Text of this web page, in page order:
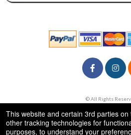
© All Rights
50.28.84.148
Terms of Use
This website and certain 3rd parties
other tracking technologies for
purposes, to understand your